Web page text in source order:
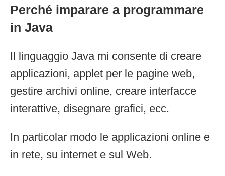
Perché imparare a programmare
in Java
Il linguaggio Java mi consente di creare
applicazioni, applet per le pagine web,
gestire archivi online, creare interfacce
interattive, disegnare grafici, ecc.
In particolar modo le applicazioni online e
in rete, su internet e sul Web.